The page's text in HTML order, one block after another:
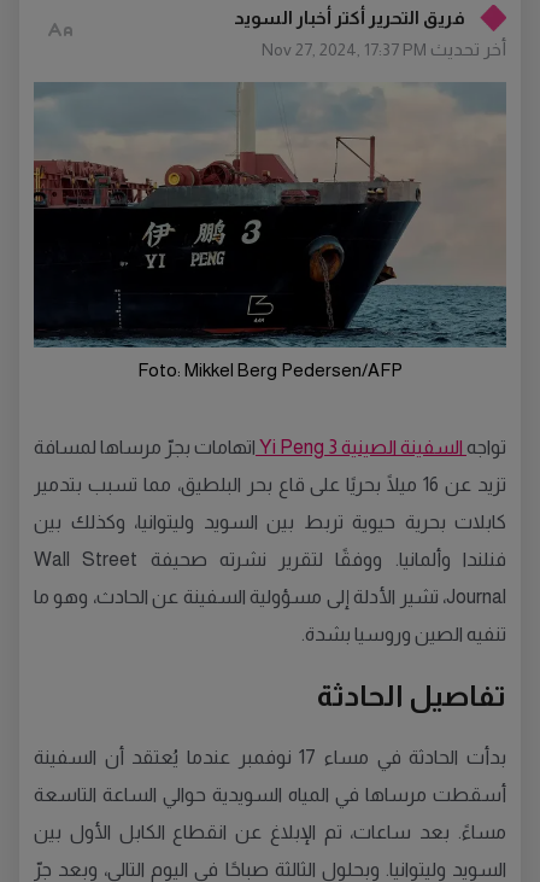
فريق التحرير أكتر أخبار السويد
أخر تحديث Nov 27, 2024, 17:37 PM
Foto: Mikkel Berg Pedersen/AFP
تواجه السفينة الصينية Yi Peng 3
اتهامات بجرّ مرساها لمسافة
تزيد عن 16 ميلًا بحريًا على قاع بحر البلطيق، مما تسبب بتدمير
كابلات بحرية حيوية تربط بين السويد وليتوانيا، وكذلك بين
فنلندا وألمانيا. ووفقًا لتقرير نشرته صحيفة Wall Street
Journal، تشير الأدلة إلى مسؤولية السفينة عن الحادث، وهو ما
تنفيه الصين وروسيا بشدة.
تفاصيل الحادثة
بدأت الحادثة في مساء 17 نوفمبر عندما يُعتقد أن السفينة
أسقطت مرساها في المياه السويدية حوالي الساعة التاسعة
مساءً. بعد ساعات، تم الإبلاغ عن انقطاع الكابل الأول بين
السويد وليتوانيا. وبحلول الثالثة صباحًا في اليوم التالي، وبعد جرّ